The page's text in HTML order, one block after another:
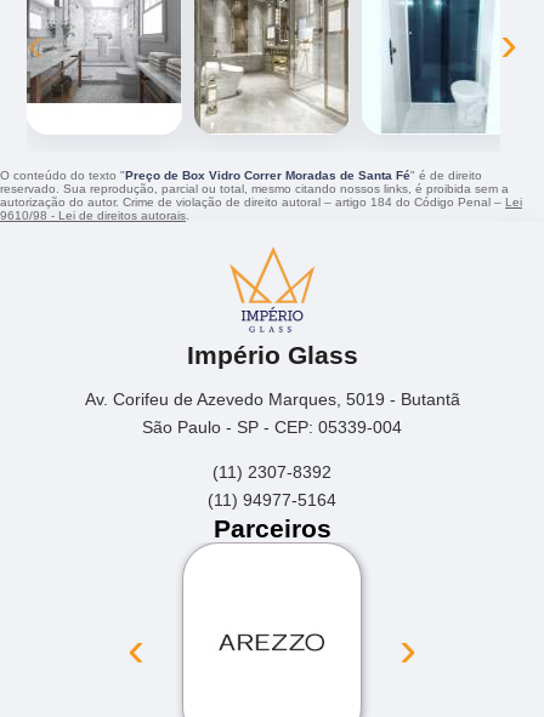
‹ ›
O conteúdo do texto "Preço de Box Vidro Correr Moradas de Santa Fé" é de direito
reservado. Sua reprodução, parcial ou total, mesmo citando nossos links, é proibida sem a
autorização do autor. Crime de violação de direito autoral – artigo 184 do Código Penal – Lei
9610/98 - Lei de direitos autorais
Império Glass
Av. Corifeu de Azevedo Marques, 5019 - Butantã
São Paulo - SP - CEP: 05339-004
(11) 2307-8392
(11) 94977-5164
Parceiros
‹ ›